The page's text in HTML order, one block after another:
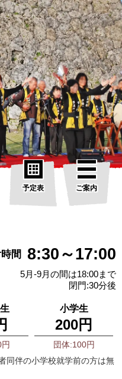
予定表 ご案内
間 8:30～17:00
5月-9月の間は18:00まで
閉門:30分後
小学生
200円
団体:100円
同伴の小学校就学前の方は無